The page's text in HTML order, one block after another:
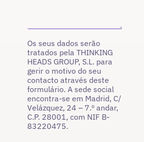
Os seus dados serão
tratados pela THINKING
HEADS GROUP, S.L. para
gerir o motivo do seu
contacto através deste
formulário. A sede social
encontra-se em Madrid, C/
Velázquez, 24 – 7.º andar,
C.P. 28001, com NIF B-
83220475.